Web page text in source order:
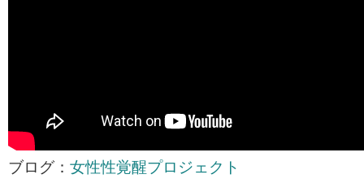
ブログ： 女性性覚醒プロジェクト